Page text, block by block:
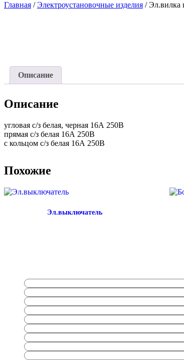
Главная /Электроустановочные изделия / Эл.вилка
Описание
Описание
угловая с/з белая, черная 16А 250В
прямая с/з белая 16А 250В
с кольцом с/з белая 16А 250В
Похожие
Эл.выключатель